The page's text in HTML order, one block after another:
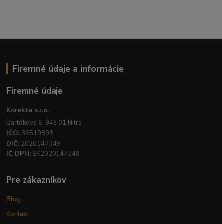
Firemné údaje a informácie
Firemné údaje
Korekta s.r.o.
Bartókova 6, 949 01 Nitra
IČO: 36519898
DIČ: 2020147349
IČ DPH: SK2020147349
Pre zákazníkov
Blog
Kontakt